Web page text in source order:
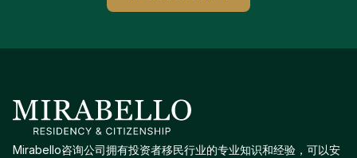
Mirabello咨询公司拥有投资者移民行业的专业知识和经验，可以安